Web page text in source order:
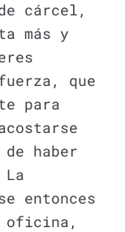
cárcel,
más y
que
para
haber
entonces
oficina,